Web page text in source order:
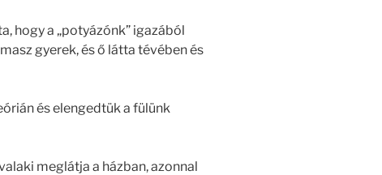
hogy a „potyázónk” igazából
gyerek, és ő látta tévében és
és elengedtük a fülünk
meglátja a házban, azonnal